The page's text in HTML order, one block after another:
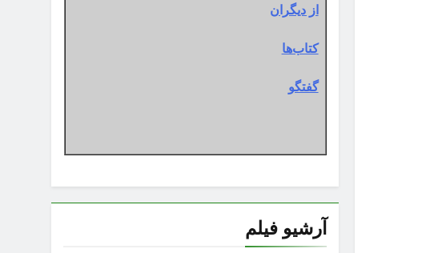
از دیگران
کتاب‌ها
گفتگو
آرشیو فیلم